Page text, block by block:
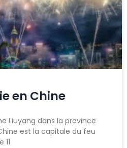
en Chine
Liuyang dans la province
est la capitale du feu